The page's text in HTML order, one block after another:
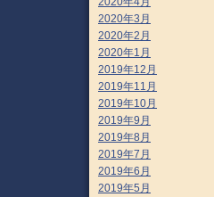
2020年3月
2020年2月
2020年1月
2019年12月
2019年11月
2019年10月
2019年9月
2019年8月
2019年7月
2019年6月
2019年5月